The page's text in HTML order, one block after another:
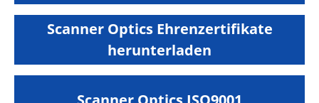
Scanner Optics Ehrenzertifikate
herunterladen